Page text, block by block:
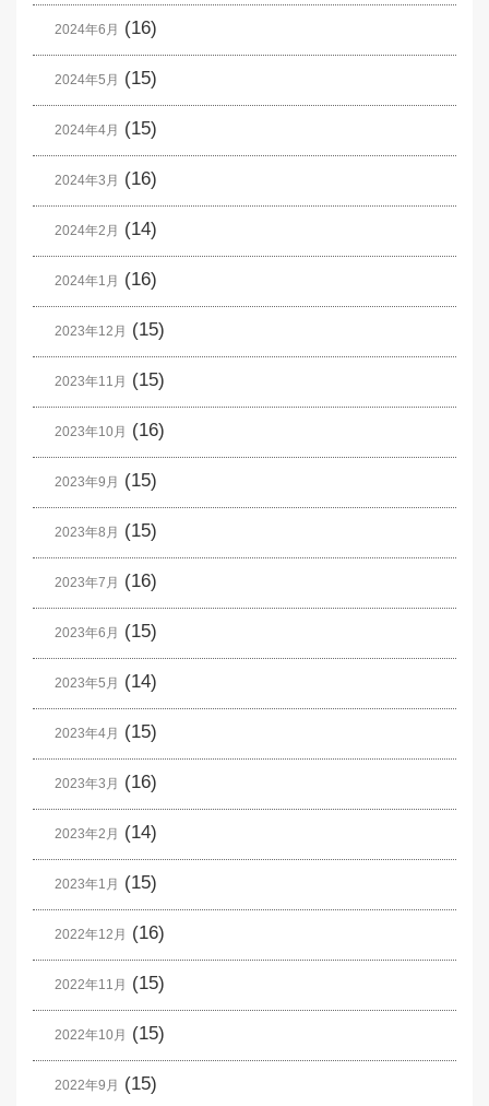
2024年6月 (16)
2024年5月 (15)
2024年4月 (15)
2024年3月 (16)
2024年2月 (14)
2024年1月 (16)
2023年12月 (15)
2023年11月 (15)
2023年10月 (16)
2023年9月 (15)
2023年8月 (15)
2023年7月 (16)
2023年6月 (15)
2023年5月 (14)
2023年4月 (15)
2023年3月 (16)
2023年2月 (14)
2023年1月 (15)
2022年12月 (16)
2022年11月 (15)
2022年10月 (15)
2022年9月 (15)